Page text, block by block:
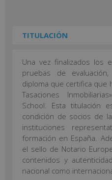
TITULACIÓN
Una vez finalizados los
pruebas de
diploma que certifica que
Tasaciones
School. Esta titulación
condición de socios de la
instituciones
formación en España.
el sello de Notario
contenidos y
nacional como